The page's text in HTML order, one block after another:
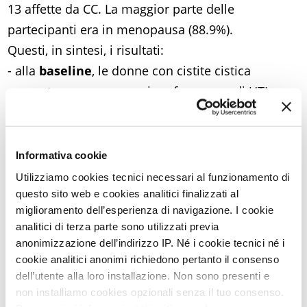
Informativa cookie
Utilizziamo cookies tecnici necessari al funzionamento di
questo sito web e cookies analitici finalizzati al
miglioramento dell’esperienza di navigazione. I cookie
analitici di terza parte sono utilizzati previa
anonimizzazione dell’indirizzo IP. Né i cookie tecnici né i
cookie analitici anonimi richiedono pertanto il consenso
dell’utente alla loro installazione. Non sono presenti e
non installiamo cookies opzionali senza il tuo consenso.
13 affette da CC. La maggior parte delle
partecipanti era in menopausa (88.9%).
Questi, in sintesi, i risultati:
- alla baseline, le donne con cistite cistica
presentavano una maggiore frequenza di UTI
rispetto ai controlli (4.69 vs 2.93 episodi l’anno, P
= 0.021);
- dopo l’avvio della profilassi con d-mannosio, le
recidive di UTI nelle pazienti con CC sono
diminuite in misura significativa(riduzione
media = 2.23 UTI/anno, P = 0.0028);
- il miglioramento èstatisticamente analogoa
quello registrato nelle pazienti senza CC (riduzione
media = 1.64 UTI/anno, P = 0.0007; P “interaction”
= 0.58).